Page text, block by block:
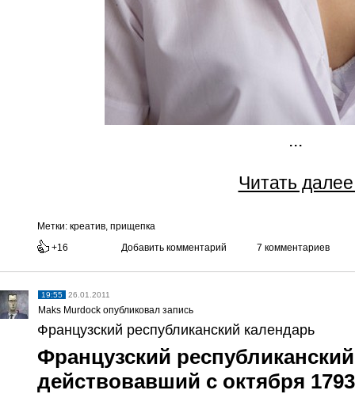
...
Читать
Метки: креатив, прищепка
+16
Добавить комментарий 7 комментариев
19:55 26.01.2011
Maks Murdock опубликовал запись
Французский республиканский календарь
Французский
действовавший с октября